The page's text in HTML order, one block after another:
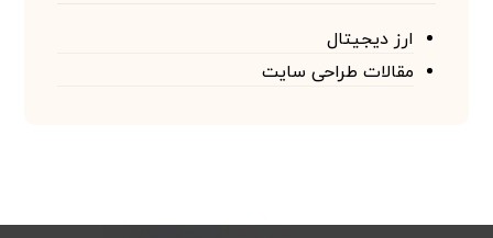
ارز دیجیتال
مقالات طراحی سایت